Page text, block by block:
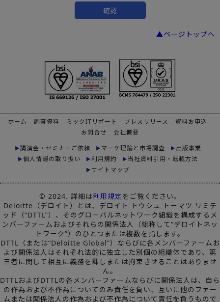
▲ページトップへ
ホーム 調査資料 ミックITリポート プレスリリース
資料お申込
お問合せ
会社概要
講演会・セミナーご依頼
マーケ理論と市場調査
出版事業
個人情報の取り扱い
利用規約
当社資料引用・転載方法
サイトマップ
© 2024. 詳細は利用規定をご覧ください。
Deloitte（デロイト）とは、デロイト トウシュ トーマツ リミテ
ッド（“DTTL”）、そのグローバルネットワーク組織を構成するメ
ンバーファームおよびそれらの関係法人（総称して“デロイトネッ
トワーク”）のひとつまたは複数を指します。
DTTL（または“Deloitte Global”）ならびに各メンバーファームお
よび関係法人はそれぞれ法的に独立した別個の組織体であり、第
三者に関して相互に義務を課しまたは拘束させることはありませ
ん。
DTTLおよびDTTLの各メンバーファームならびに関係法人は、自ら
の作為および不作為についてのみ責任を負い、互いに他のファー
ムまたは関係法人の作為および不作為について責任を負うもので